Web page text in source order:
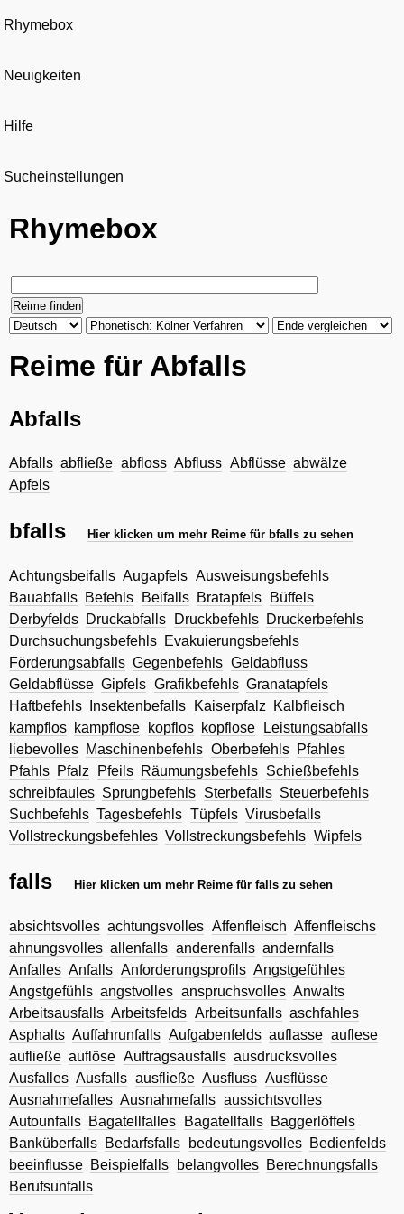
Rhymebox
Neuigkeiten
Hilfe
Sucheinstellungen
Rhymebox
Reime für Abfalls
Abfalls
Abfalls abfließe abfloss Abfluss Abflüsse abwälze
Apfels
bfalls Hier klicken um mehr Reime für bfalls zu sehen
Achtungsbeifalls Augapfels Ausweisungsbefehls
Bauabfalls Befehls Beifalls Bratapfels
Büffels
Derbyfelds Druckabfalls Druckbefehls Druckerbefehls
Durchsuchungsbefehls Evakuierungsbefehls
Förderungsabfalls Gegenbefehls Geldabfluss
Geldabflüsse Gipfels Grafikbefehls Granatapfels
Haftbefehls
Insektenbefalls Kaiserpfalz
Kalbfleisch
kampflos kampflose kopflos kopflose
Leistungsabfalls
liebevolles Maschinenbefehls Oberbefehls Pfahles
Pfahls Pfalz Pfeils Räumungsbefehls Schießbefehls
schreibfaules Sprungbefehls Sterbefalls Steuerbefehls
Suchbefehls Tagesbefehls Tüpfels Virusbefalls
Vollstreckungsbefehles Vollstreckungsbefehls Wipfels
falls Hier klicken um mehr Reime für falls zu sehen
absichtsvolles achtungsvolles Affenfleisch Affenfleischs
ahnungsvolles allenfalls anderenfalls andernfalls
Anfalles Anfalls Anforderungsprofils Angstgefühles
Angstgefühls angstvolles anspruchsvolles Anwalts
Arbeitsausfalls Arbeitsfelds Arbeitsunfalls aschfahles
Asphalts Auffahrunfalls Aufgabenfelds auflasse auflese
aufließe auflöse Auftragsausfalls ausdrucksvolles
Ausfalles Ausfalls ausfließe Ausfluss Ausflüsse
Ausnahmefalles Ausnahmefalls aussichtsvolles
Autounfalls Bagatellfalles Bagatellfalls Baggerlöffels
Banküberfalls Bedarfsfalls bedeutungsvolles Bedienfelds
beeinflusse Beispielfalls belangvolles Berechnungsfalls
Berufsunfalls